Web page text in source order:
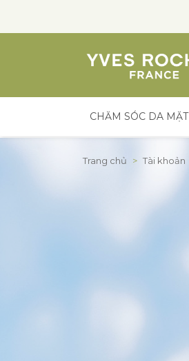
CHĂM SÓC DA MẶT
Trang chủ > Tài khoản